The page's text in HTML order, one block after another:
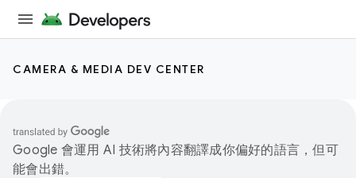
CAMERA & MEDIA DEV CENTER
Google 會運用 AI 技術將內容翻譯成你偏好的語言，但可
能會出錯。